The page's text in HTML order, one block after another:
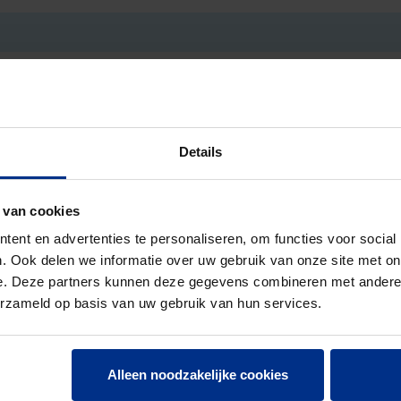
Details
cookies
en advertenties te personaliseren, om functies voor
Ook delen we informatie over uw gebruik van onze site met
Deze partners kunnen deze gegevens combineren met
op basis van uw gebruik van hun services.
Alleen noodzakelijke cookies
Joule)